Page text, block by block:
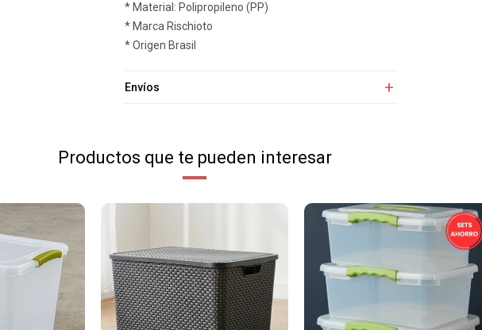
* Material: Polipropileno (PP)
* Marca Rischioto
* Origen Brasil
Envíos
Productos que te pueden interesar